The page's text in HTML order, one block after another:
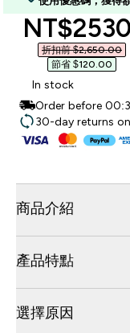
NT$2530‎
折扣前 $2,650.00‎
節省 $120.00‎
In stock
Order before
30-day returns
商品介紹
產品特點
選擇原因